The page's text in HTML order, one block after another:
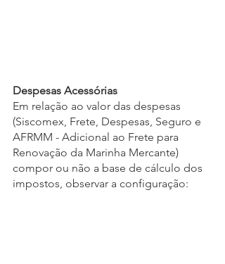
Despesas Acessórias
Em relação ao valor das despesas
(Siscomex, Frete, Despesas, Seguro e
AFRMM - Adicional ao Frete para
Renovação da Marinha Mercante)
compor ou não a base de cálculo dos
impostos, observar a configuração: